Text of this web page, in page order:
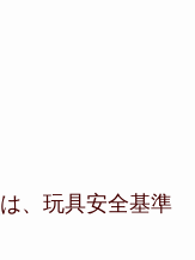
は、玩具安全基準